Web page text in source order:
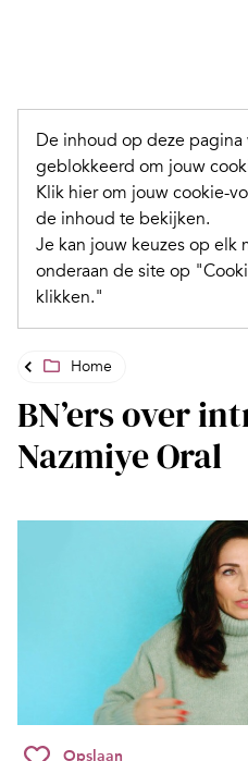
De inhoud op deze
geblokkeerd om jouw
Klik hier om jouw cookie-
de inhoud te bekijken.
Je kan jouw keuzes op elk
onderaan de site op
klikken."
Home
BN’ers over
Nazmiye Oral
Opslaan